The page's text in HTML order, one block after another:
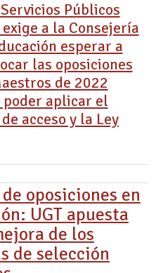
Servicios Públicos
exige a la Consejería
esperar a
las oposiciones
de 2022
poder aplicar el
acceso y la Ley
oposiciones en
UGT apuesta
de los
de selección